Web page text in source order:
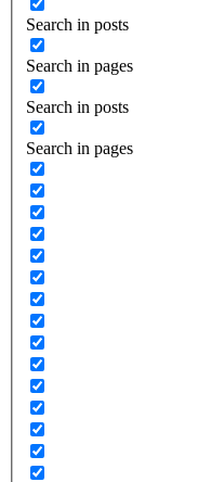
Search in posts
Search in pages
Search in posts
Search in pages